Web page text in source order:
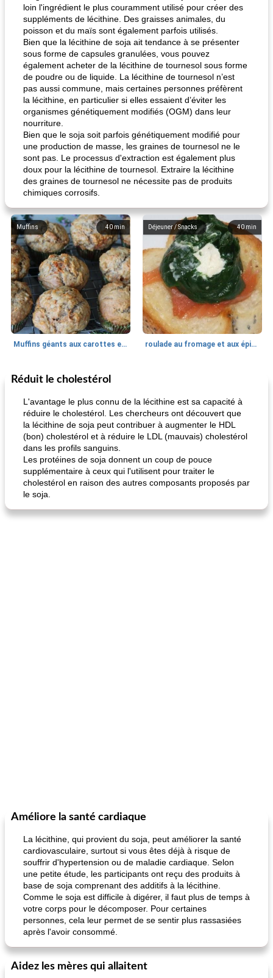
loin l'ingrédient le plus couramment utilisé pour créer des
suppléments de lécithine. Des graisses animales, du
poisson et du maïs sont également parfois utilisés.
Bien que la lécithine de soja ait tendance à se présenter
sous forme de capsules granulées, vous pouvez
également acheter de la lécithine de tournesol sous forme
de poudre ou de liquide. La lécithine de tournesol n’est
pas aussi commune, mais certaines personnes préfèrent
la lécithine, en particulier si elles essaient d’éviter les
organismes génétiquement modifiés (OGM) dans leur
nourriture.
Bien que le soja soit parfois génétiquement modifié pour
une production de masse, les graines de tournesol ne le
sont pas. Le processus d'extraction est également plus
doux pour la lécithine de tournesol. Extraire la lécithine
des graines de tournesol ne nécessite pas de produits
chimiques corrosifs.
40 min
Muffins
Muffins géants aux carottes et à la banane de Nif
40 min
Déjeuner / Snacks
roulade au fromage et aux épinards
30
Marques de confiance: recettes et
fiesta tostadas
Réduit le cholestérol
L'avantage le plus connu de la lécithine est sa capacité à
réduire le cholestérol. Les chercheurs ont découvert que
la lécithine de soja peut contribuer à augmenter le HDL
(bon) cholestérol et à réduire le LDL (mauvais) cholestérol
dans les profils sanguins.
Les protéines de soja donnent un coup de pouce
supplémentaire à ceux qui l'utilisent pour traiter le
cholestérol en raison des autres composants proposés par
le soja.
Améliore la santé cardiaque
La lécithine, qui provient du soja, peut améliorer la santé
cardiovasculaire, surtout si vous êtes déjà à risque de
souffrir d'hypertension ou de maladie cardiaque. Selon
une petite étude, les participants ont reçu des produits à
base de soja comprenant des additifs à la lécithine.
Comme le soja est difficile à digérer, il faut plus de temps à
votre corps pour le décomposer. Pour certaines
personnes, cela leur permet de se sentir plus rassasiées
après l'avoir consommé.
Aidez les mères qui allaitent